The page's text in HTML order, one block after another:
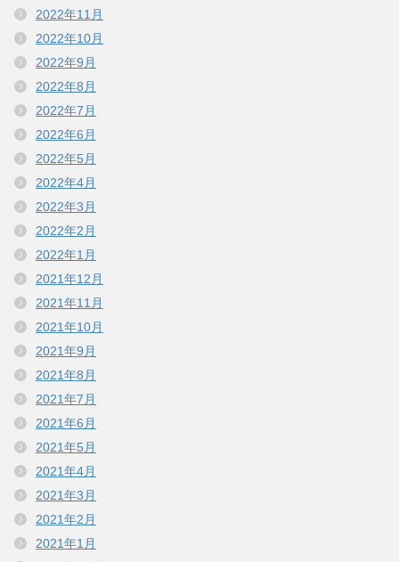
2022年11月
2022年10月
2022年9月
2022年8月
2022年7月
2022年6月
2022年5月
2022年4月
2022年3月
2022年2月
2022年1月
2021年12月
2021年11月
2021年10月
2021年9月
2021年8月
2021年7月
2021年6月
2021年5月
2021年4月
2021年3月
2021年2月
2021年1月